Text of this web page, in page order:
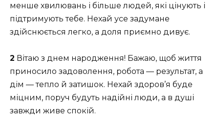
менше хвилювань і більше людей, які цінують і
підтримують тебе. Нехай усе задумане
здійснюється легко, а доля приємно дивує.
2 Вітаю з днем народження! Бажаю, щоб життя
приносило задоволення, робота — результат, а
дім — тепло й затишок. Нехай здоров’я буде
міцним, поруч будуть надійні люди, а в душі
завжди живе спокій.